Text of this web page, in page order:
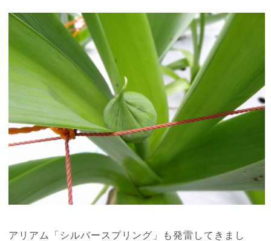
アリアム「シルバースプリング」も発雷してきまし